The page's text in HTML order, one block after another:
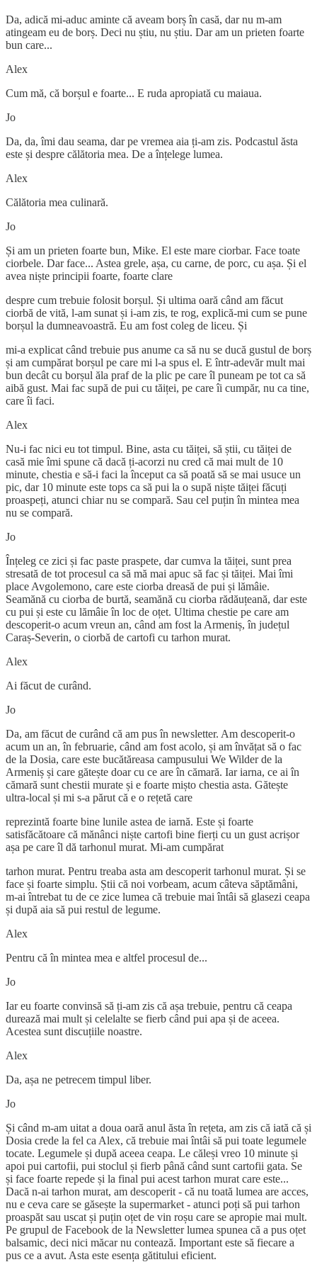
Da, adică mi-aduc aminte că aveam borș în casă, dar nu m-am
atingeam eu de borș. Deci nu știu, nu știu. Dar am un prieten foarte
bun care...
Alex
Cum mă, că borșul e foarte... E ruda apropiată cu maiaua.
Jo
Da, da, îmi dau seama, dar pe vremea aia ți-am zis. Podcastul ăsta
este și despre călătoria mea. De a înțelege lumea.
Alex
Călătoria mea culinară.
Jo
Și am un prieten foarte bun, Mike. El este mare ciorbar. Face toate
ciorbele. Dar face... Astea grele, așa, cu carne, de porc, cu așa. Și el
avea niște principii foarte, foarte clare
despre cum trebuie folosit borșul. Și ultima oară când am făcut
ciorbă de vită, l-am sunat și i-am zis, te rog, explică-mi cum se pune
borșul la dumneavoastră. Eu am fost coleg de liceu. Și
mi-a explicat când trebuie pus anume ca să nu se ducă gustul de borș
și am cumpărat borșul pe care mi l-a spus el. E într-adevăr mult mai
bun decât cu borșul ăla praf de la plic pe care îl puneam pe tot ca să
aibă gust. Mai fac supă de pui cu tăiței, pe care îi cumpăr, nu ca tine,
care îi faci.
Alex
Nu-i fac nici eu tot timpul. Bine, asta cu tăiței, să știi, cu tăiței de
casă mie îmi spune că dacă ți-acorzi nu cred că mai mult de 10
minute, chestia e să-i faci la început ca să poată să se mai usuce un
pic, dar 10 minute este tops ca să pui la o supă niște tăiței făcuți
proaspeți, atunci chiar nu se compară. Sau cel puțin în mintea mea
nu se compară.
Jo
Înțeleg ce zici și fac paste praspete, dar cumva la tăiței, sunt prea
stresată de tot procesul ca să mă mai apuc să fac și tăiței. Mai îmi
place Avgolemono, care este ciorba dreasă de pui și lămâie.
Seamănă cu ciorba de burtă, seamănă cu ciorba rădăuțeană, dar este
cu pui și este cu lămâie în loc de oțet. Ultima chestie pe care am
descoperit-o acum vreun an, când am fost la Armeniș, în județul
Caraș-Severin, o ciorbă de cartofi cu tarhon murat.
Alex
Ai făcut de curând.
Jo
Da, am făcut de curând că am pus în newsletter. Am descoperit-o
acum un an, în februarie, când am fost acolo, și am învățat să o fac
de la Dosia, care este bucătăreasa campusului We Wilder de la
Armeniș și care gătește doar cu ce are în cămară. Iar iarna, ce ai în
cămară sunt chestii murate și e foarte mișto chestia asta. Gătește
ultra-local și mi s-a părut că e o rețetă care
reprezintă foarte bine lunile astea de iarnă. Este și foarte
satisfăcătoare că mănânci niște cartofi bine fierți cu un gust acrișor
așa pe care îl dă tarhonul murat. Mi-am cumpărat
tarhon murat. Pentru treaba asta am descoperit tarhonul murat. Și se
face și foarte simplu. Știi că noi vorbeam, acum câteva săptămâni,
m-ai întrebat tu de ce zice lumea că trebuie mai întâi să glasezi ceapa
și după aia să pui restul de legume.
Alex
Pentru că în mintea mea e altfel procesul de...
Jo
Iar eu foarte convinsă să ți-am zis că așa trebuie, pentru că ceapa
durează mai mult și celelalte se fierb când pui apa și de aceea.
Acestea sunt discuțiile noastre.
Alex
Da, așa ne petrecem timpul liber.
Jo
Și când m-am uitat a doua oară anul ăsta în rețeta, am zis că iată că și
Dosia crede la fel ca Alex, că trebuie mai întâi să pui toate legumele
tocate. Legumele și după aceea ceapa. Le căleși vreo 10 minute și
apoi pui cartofii, pui stoclul și fierb până când sunt cartofii gata. Se
și face foarte repede și la final pui acest tarhon murat care este...
Dacă n-ai tarhon murat, am descoperit - că nu toată lumea are acces,
nu e ceva care se găsește la supermarket - atunci poți să pui tarhon
proaspăt sau uscat și puțin oțet de vin roșu care se apropie mai mult.
Pe grupul de Facebook de la Newsletter lumea spunea că a pus oțet
balsamic, deci nici măcar nu contează. Important este să fiecare a
pus ce a avut. Asta este esența gătitului eficient.